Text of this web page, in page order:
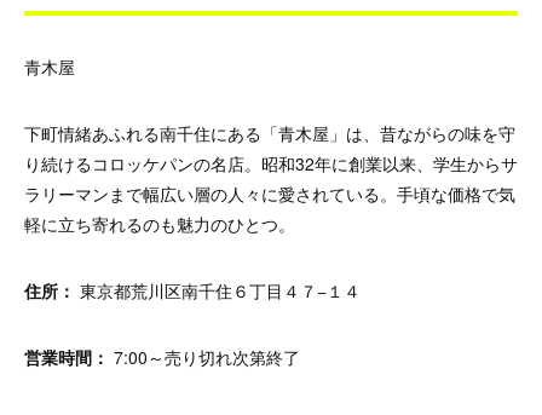
青木屋
下町情緒あふれる南千住にある「青木屋」は、昔ながらの味を守
り続けるコロッケパンの名店。昭和32年に創業以来、学生からサ
ラリーマンまで幅広い層の人々に愛されている。手頃な価格で気
軽に立ち寄れるのも魅力のひとつ。
住所： 東京都荒川区南千住６丁目４７−１４
営業時間： 7:00～売り切れ次第終了